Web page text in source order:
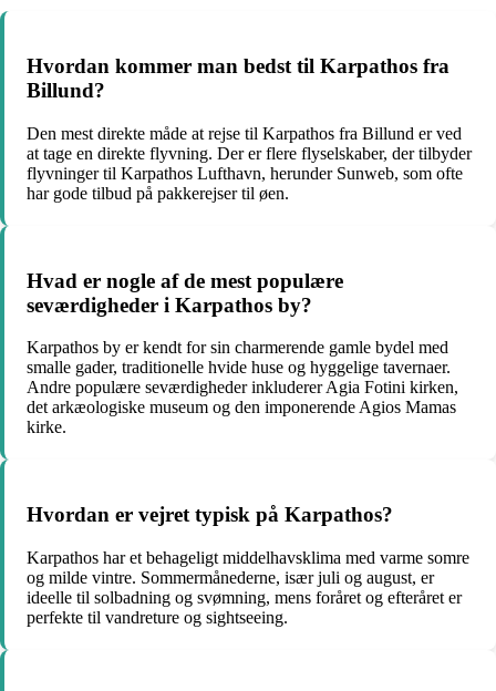
Hvordan kommer man bedst til Karpathos fra
Billund?
Den mest direkte måde at rejse til Karpathos fra Billund er ved
at tage en direkte flyvning. Der er flere flyselskaber, der tilbyder
flyvninger til Karpathos Lufthavn, herunder Sunweb, som ofte
har gode tilbud på pakkerejser til øen.
Hvad er nogle af de mest populære
seværdigheder i Karpathos by?
Karpathos by er kendt for sin charmerende gamle bydel med
smalle gader, traditionelle hvide huse og hyggelige tavernaer.
Andre populære seværdigheder inkluderer Agia Fotini kirken,
det arkæologiske museum og den imponerende Agios Mamas
kirke.
Hvordan er vejret typisk på Karpathos?
Karpathos har et behageligt middelhavsklima med varme somre
og milde vintre. Sommermånederne, især juli og august, er
ideelle til solbadning og svømning, mens foråret og efteråret er
perfekte til vandreture og sightseeing.